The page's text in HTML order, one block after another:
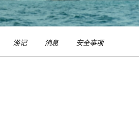
游记 消息 安全事项